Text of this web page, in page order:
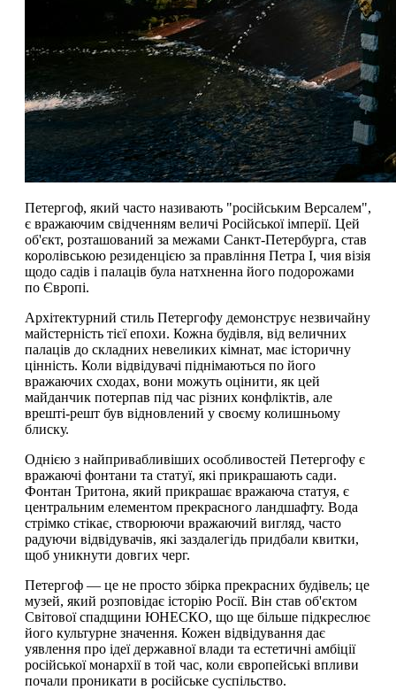
Петергоф, який часто називають "російським Версалем",
є вражаючим свідченням величі Російської імперії. Цей
об'єкт, розташований за межами Санкт-Петербурга, став
королівською резиденцією за правління Петра I, чия візія
щодо садів і палаців була натхненна його подорожами
по Європі.
Архітектурний стиль Петергофу демонструє незвичайну
майстерність тієї епохи. Кожна будівля, від величних
палаців до складних невеликих кімнат, має історичну
цінність. Коли відвідувачі піднімаються по його
вражаючих сходах, вони можуть оцінити, як цей
майданчик потерпав під час різних конфліктів, але
врешті-решт був відновлений у своєму колишньому
блиску.
Однією з найпривабливіших особливостей Петергофу є
вражаючі фонтани та статуї, які прикрашають сади.
Фонтан Тритона, який прикрашає вражаюча статуя, є
центральним елементом прекрасного ландшафту. Вода
стрімко стікає, створюючи вражаючий вигляд, часто
радуючи відвідувачів, які заздалегідь придбали квитки,
щоб уникнути довгих черг.
Петергоф — це не просто збірка прекрасних будівель; це
музей, який розповідає історію Росії. Він став об'єктом
Світової спадщини ЮНЕСКО, що ще більше підкреслює
його культурне значення. Кожен відвідування дає
уявлення про ідеї державної влади та естетичні амбіції
російської монархії в той час, коли європейські впливи
почали проникати в російське суспільство.